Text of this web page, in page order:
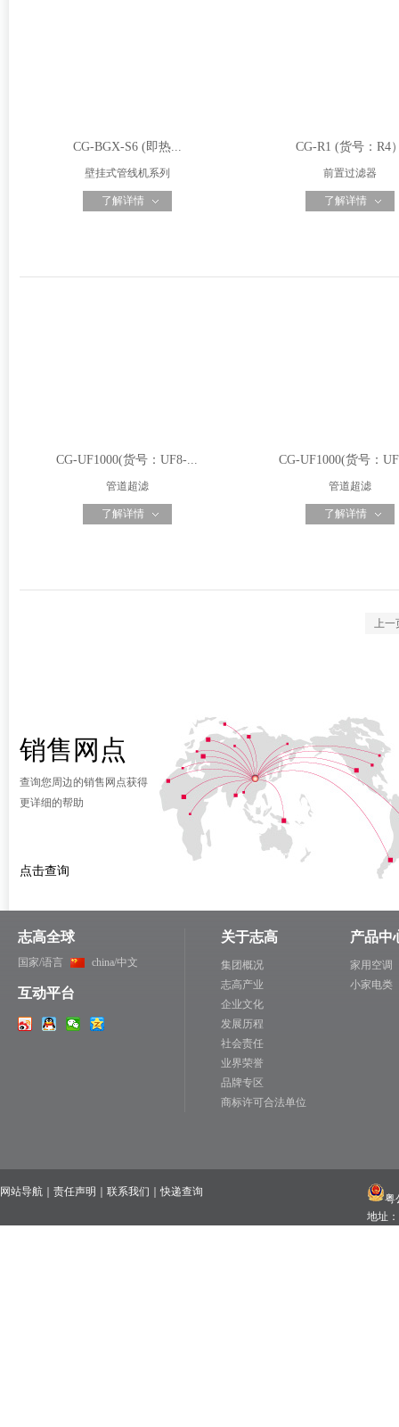
CG-BGX-S6 (即热...
壁挂式管线机系列
了解详情
CG-R1 (货号：R4
前置过滤器
了解详情
CG-UF1000(货号：UF8-...
管道超滤
了解详情
CG-UF1000(货号：
管道超滤
了解详情
上一
销售网点
查询您周边的销售网点获得
更详细的帮助
点击查询
志高全球
国家/语言 china/中文
互动平台
关于志高
集团概况
志高产业
企业文化
发展历程
社会责任
业界荣誉
品牌专区
商标许可合法单位
产品中
家用空调
小家电类
网站导航 责任声明 联系我们 ｜快递查询
粤
地址